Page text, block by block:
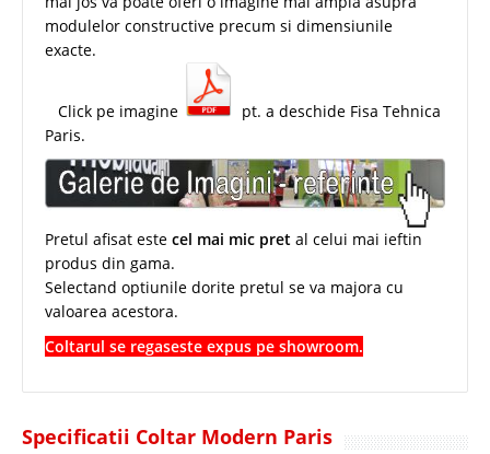
modulelor constructive precum si dimensiunile
exacte.
Click pe imagine
pt. a deschide Fisa Tehnica
Paris.
Pretul afisat este cel mai mic pret al celui mai ieftin
produs din gama.
Selectand optiunile dorite pretul se va majora cu
valoarea acestora.
Coltarul se regaseste expus pe showroom.
Specificatii Coltar Modern Paris